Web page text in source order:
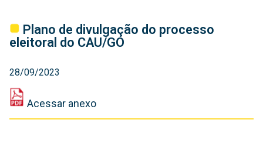
‎Plano de divulgação do processo
eleitoral do CAU/GO
28/09/2023
Acessar anexo